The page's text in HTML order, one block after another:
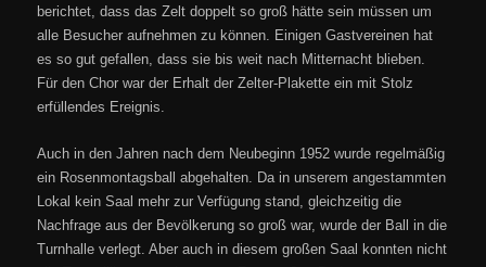
berichtet, dass das Zelt doppelt so groß hätte sein müssen um
alle Besucher aufnehmen zu können. Einigen Gastvereinen hat
es so gut gefallen, dass sie bis weit nach Mitternacht blieben.
Für den Chor war der Erhalt der Zelter-Plakette ein mit Stolz
erfüllendes Ereignis.
Auch in den Jahren nach dem Neubeginn 1952 wurde regelmäßig
ein Rosenmontagsball abgehalten. Da in unserem angestammten
Lokal kein Saal mehr zur Verfügung stand, gleichzeitig die
Nachfrage aus der Bevölkerung so groß war, wurde der Ball in die
Turnhalle verlegt. Aber auch in diesem großen Saal konnten nicht